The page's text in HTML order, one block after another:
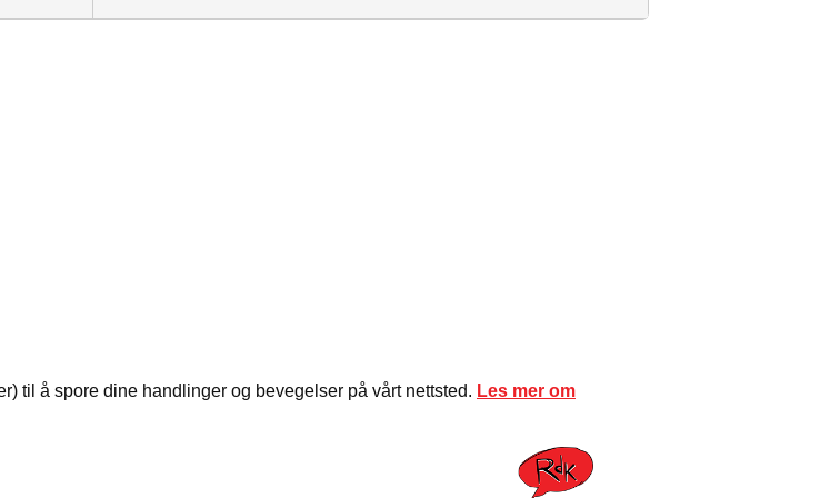
til å spore dine handlinger og bevegelser på vårt nettsted. Les mer om